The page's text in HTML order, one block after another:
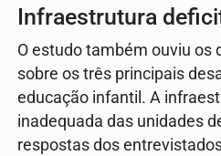
Infraestrutura
O estudo também ouviu os
sobre os três principais
educação infantil. A
inadequada das unidades
respostas dos